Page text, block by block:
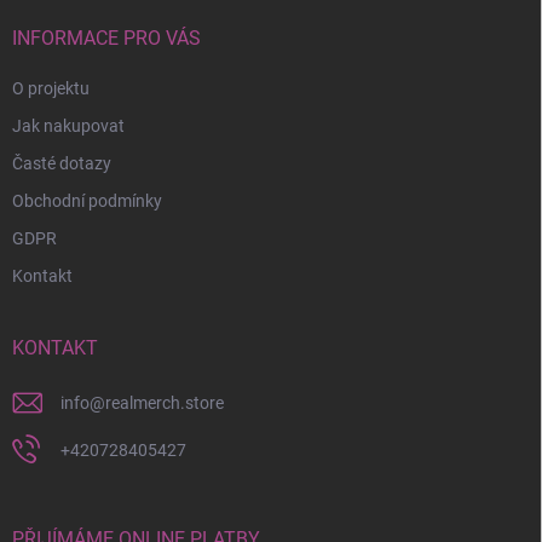
INFORMACE PRO VÁS
O projektu
Jak nakupovat
Časté dotazy
Obchodní podmínky
GDPR
Kontakt
KONTAKT
info@realmerch.store
+420728405427